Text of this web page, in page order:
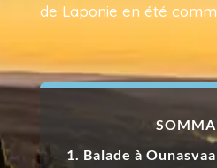
de Laponie en été
1. Balade à